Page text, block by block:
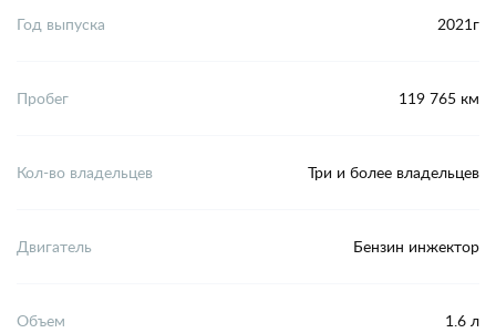
Год выпуска 2021г
Пробег 119 765 км
Кол-во владельцев Три и более владельцев
Двигатель Бензин инжектор
Объем 1.6 л